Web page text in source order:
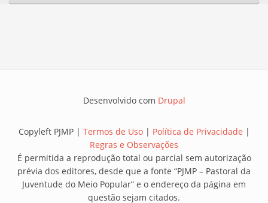
Desenvolvido com Drupal
Copyleft PJMP | Termos de Uso| Política de Privacidade |
Regras e Observações
É permitida a reprodução total ou parcial sem autorização
prévia dos editores, desde que a fonte “PJMP – Pastoral da
Juventude do Meio Popular” e o endereço da página em
questão sejam citados.